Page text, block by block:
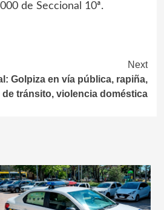
de Seccional 10ª.
Next
Golpiza en vía pública, rapiña,
tránsito, violencia doméstica